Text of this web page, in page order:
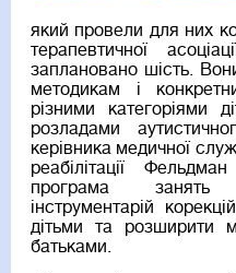
який провели для них
терапевтичної
заплановано шість.
методикам і
різними
розладами
керівника медичної
реабілітації
програма занять
інструментарій
дітьми та розширити
батьками.